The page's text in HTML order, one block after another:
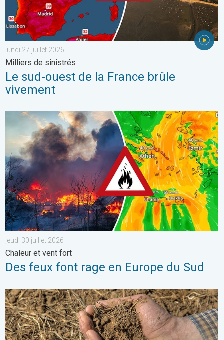
lundi 27 juillet 2026
Milliers de sinistrés
Le sud-ouest de la France brûle
vivement
Des feux font rage en Europe du Sud. Chaleur et vent fort. . .
jeudi 30 juillet 2026
Chaleur et vent fort
Des feux font rage en Europe du Sud
La chaleur assèche les sols plus vite. Nouvelle étude. . . jeudi